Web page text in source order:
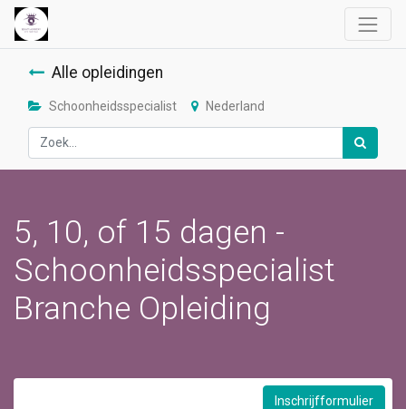
Alle opleidingen
Schoonheidsspecialist Nederland
5, 10, of 15 dagen -
Schoonheidsspecialist
Branche Opleiding
Inschrijfformulier